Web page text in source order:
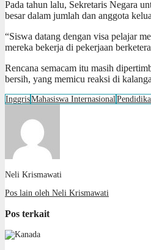
Pada tahun lalu, Sekretaris Negara
besar dalam jumlah dan anggota
“Siswa datang dengan visa pelajar
mereka bekerja di pekerjaan
Rencana semacam itu masih
bersih, yang memicu reaksi di
InggrisMahasiswa Internasional
Neli Krismawati
Pos lain oleh Neli Krismawati
Pos terkait